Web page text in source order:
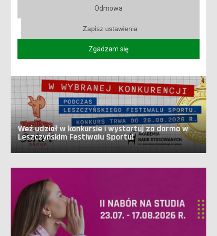
Weź udział w konkursie i wystartuj za darmo w
Leszczyńskim Festiwalu Sportu!
Odmowa
Zapisz ustawienia
Zgadzam się